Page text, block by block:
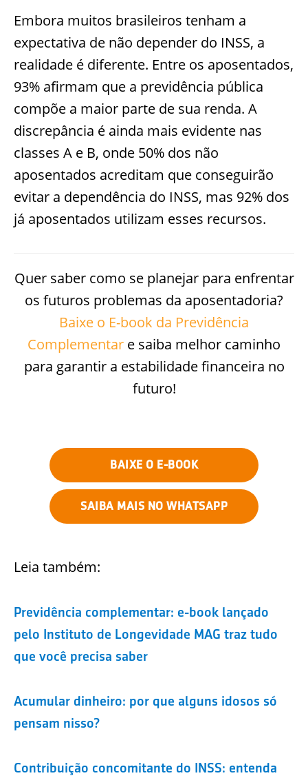
Embora muitos brasileiros tenham a
expectativa de não depender do INSS, a
realidade é diferente. Entre os aposentados,
93% afirmam que a previdência pública
compõe a maior parte de sua renda. A
discrepância é ainda mais evidente nas
classes A e B, onde 50% dos não
aposentados acreditam que conseguirão
evitar a dependência do INSS, mas 92% dos
já aposentados utilizam esses recursos.
Quer saber como se planejar para enfrentar
os futuros problemas da aposentadoria?
Baixe o E-book da Previdência
Complementar e saiba melhor caminho
para garantir a estabilidade financeira no
futuro!
BAIXE O E-BOOK
SAIBA MAIS NO WHATSAPP
Leia também:
Previdência complementar: e-book lançado
pelo Instituto de Longevidade MAG traz tudo
que você precisa saber
Acumular dinheiro: por que alguns idosos só
pensam nisso?
Contribuição concomitante do INSS: entenda